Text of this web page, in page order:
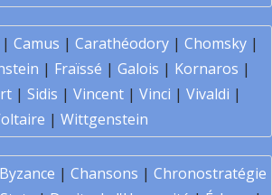
| Camus | Carathéodory| Chomsky|
| Fraïssé | Galois | Kornaros |
| Sidis | Vincent | Vinci | Vivaldi |
| Wittgenstein
Byzance | Chansons | Chronostratégie